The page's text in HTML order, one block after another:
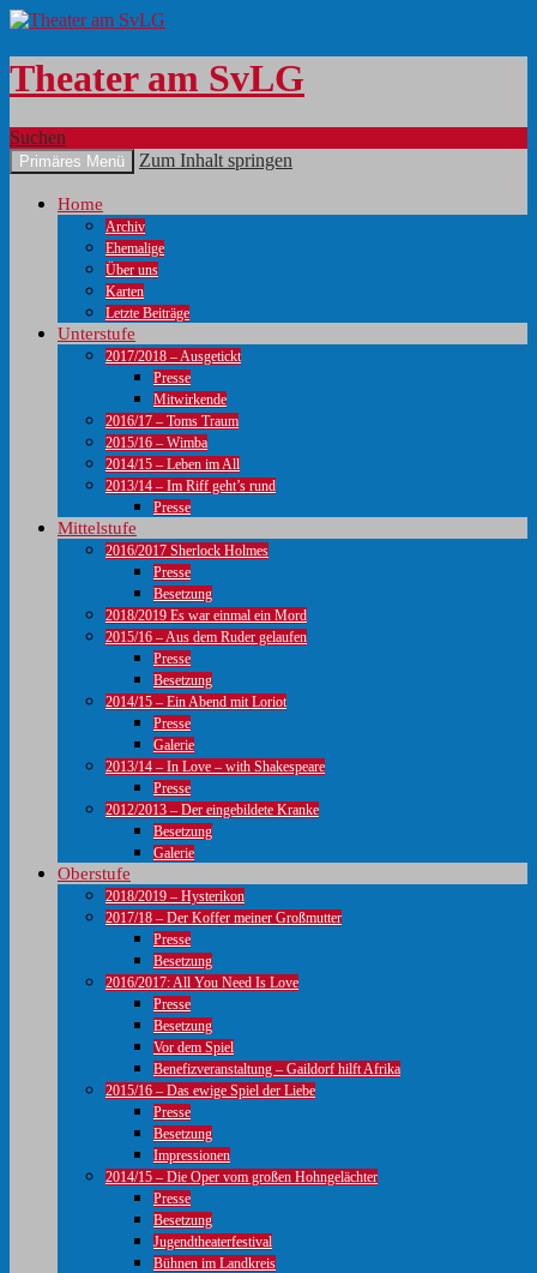
Theater am SvLG
Suchen
Primäres Menü Zum Inhalt springen
Home
Archiv
Ehemalige
Über uns
Karten
Letzte Beiträge
Unterstufe
2017/2018 – Ausgetickt
Presse
Mitwirkende
2016/17 – Toms Traum
2015/16 – Wimba
2014/15 – Leben im All
2013/14 – Im Riff geht’s rund
Presse
Mittelstufe
2016/2017 Sherlock Holmes
Presse
Besetzung
2018/2019 Es war einmal ein Mord
2015/16 – Aus dem Ruder gelaufen
Presse
Besetzung
2014/15 – Ein Abend mit Loriot
Presse
Galerie
2013/14 – In Love – with Shakespeare
Presse
2012/2013 – Der eingebildete Kranke
Besetzung
Galerie
Oberstufe
2018/2019 – Hysterikon
2017/18 – Der Koffer meiner Großmutter
Presse
Besetzung
2016/2017: All You Need Is Love
Presse
Besetzung
Vor dem Spiel
Benefizveranstaltung – Gaildorf hilft Afrika
2015/16 – Das ewige Spiel der Liebe
Presse
Besetzung
Impressionen
2014/15 – Die Oper vom großen Hohngelächter
Presse
Besetzung
Jugendtheaterfestival
Bühnen im Landkreis